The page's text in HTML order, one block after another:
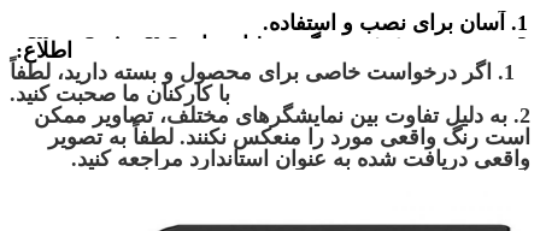
1. آسان برای نصب و استفاده.
2. مجموعه پوشش ضد گرد و غبار برای Xbox Series X S.
3. مواد با کیفیت بالا عملکرد محصول پایدار و طول عمر
طولانی را ارائه می دهد.
4. محصول همیشه در انبار موجود است.
5. برای سؤالات بیشتر یا لیست قیمت در صورت علاقه با
ما چت کنید. با تشکر.
اطلاع:
1. اگر درخواست خاصی برای محصول و بسته دارید، لطفاً
با کارکنان ما صحبت کنید.
2. به دلیل تفاوت بین نمایشگرهای مختلف، تصاویر ممکن
است رنگ واقعی مورد را منعکس نکنند. لطفاً به تصویر
واقعی دریافت شده به عنوان استاندارد مراجعه کنید.